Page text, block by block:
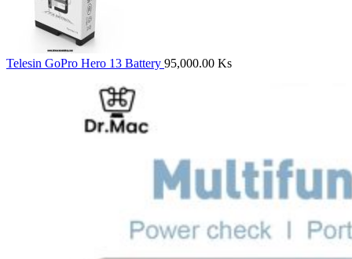
Telesin GoPro Hero 13 Battery 95,000.00 Ks